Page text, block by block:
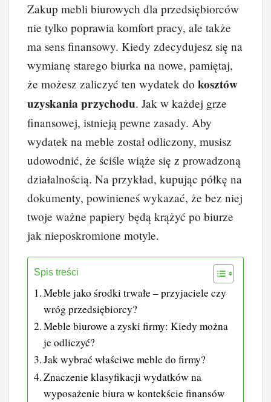
c
e
b
o
o
k
er
e
st
k
e
dI
n
d
di
t
o
p
p
y
Li
n
k
Zakup mebli biurowych dla przedsiębiorców
nie tylko poprawia komfort pracy, ale także
ma sens finansowy. Kiedy zdecydujesz się na
wymianę starego biurka na nowe, pamiętaj,
że możesz zaliczyć ten wydatek do kosztów
uzyskania przychodu. Jak w każdej grze
finansowej, istnieją pewne zasady. Aby
wydatek na meble został odliczony, musisz
udowodnić, że ściśle wiąże się z prowadzoną
działalnością. Na przykład, kupując półkę na
dokumenty, powinieneś wykazać, że bez niej
twoje ważne papiery będą krążyć po biurze
jak nieposkromione motyle.
Spis treści
Meble jako środki trwałe – przyjaciele czy
wróg przedsiębiorcy?
Meble biurowe a zyski firmy: Kiedy można
je odliczyć?
Jak wybrać właściwe meble do firmy?
Znaczenie klasyfikacji wydatków na
wyposażenie biura w kontekście finansów